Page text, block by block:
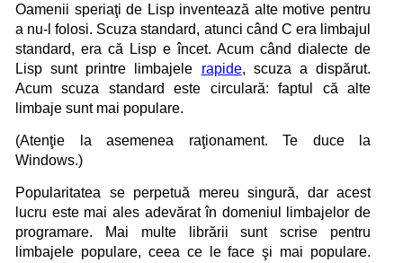
Oamenii speriaţi de Lisp inventează alte motive pentru
a nu-l folosi. Scuza standard, atunci când C era limbajul
standard, era că Lisp e încet. Acum când dialecte de
Lisp sunt printre limbajele rapide, scuza a dispărut.
Acum scuza standard este circulară: faptul că alte
limbaje sunt mai populare.
(Atenţie la asemenea raţionament. Te duce la
Windows.)
Popularitatea se perpetuă mereu singură, dar acest
lucru este mai ales adevărat în domeniul limbajelor de
programare. Mai multe librării sunt scrise pentru
limbajele populare, ceea ce le face şi mai populare.